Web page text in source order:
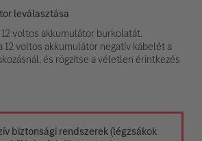
leválasztása
12 voltos akkumulátor burkolatát.
12 voltos akkumulátor negatív kábelét a
és rögzítse a véletlen érintkezés
biztonsági rendszerek (légzsákok